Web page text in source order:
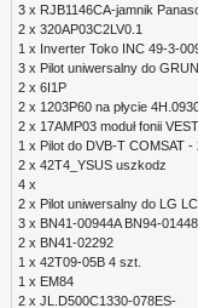
3 x RJB1146CA-jamnik
2 x 320AP03C2LV0.1
1 x Inverter Toko INC 49-3-
3 x Pilot uniwersalny do
2 x 6I1P
2 x 1203P60 na płycie
2 x 17AMP03 moduł fonii
1 x Pilot do DVB-T COMSAT -
2 x 42T4_YSUS uszkodz
4 x
2 x Pilot uniwersalny do LG
3 x BN41-00944A BN94-
2 x BN41-02292
1 x 42T09-05B 4 szt.
1 x EM84
2 x JL.D500C1330-078ES-